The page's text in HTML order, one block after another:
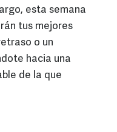
esta semana
tus mejores
o un
hacia una
de la que